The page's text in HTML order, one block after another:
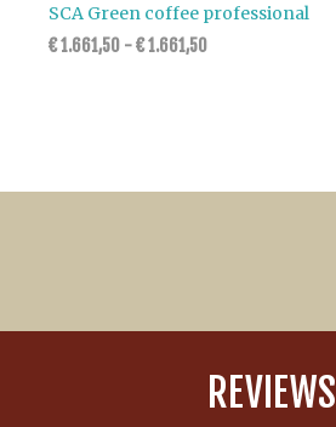
SCA Green coffee professional
€1.661,50 -€1.661,50
REVIEWS